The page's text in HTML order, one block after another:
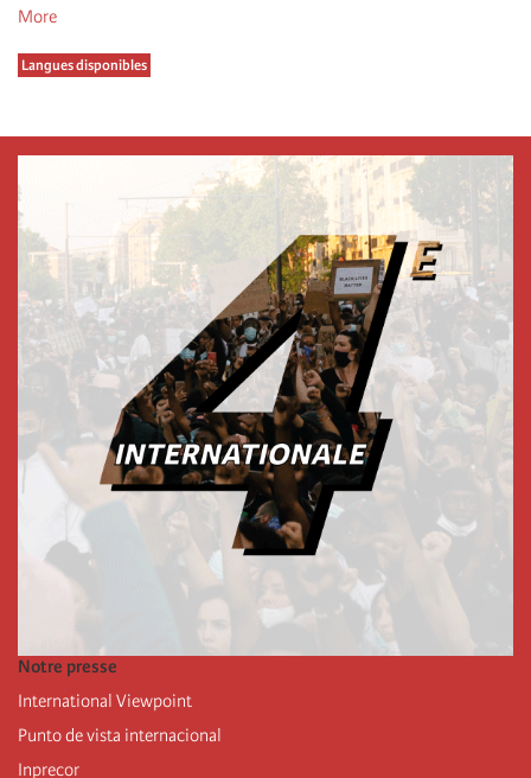
More
Langues disponibles
Notre presse
International Viewpoint
Punto de vista internacional
Inprecor